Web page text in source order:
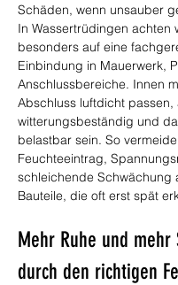
Schäden, wenn unsauber
In Wassertrüdingen achten
besonders auf eine
Einbindung in Mauerwerk,
Anschlussbereiche. Innen
Abschluss luftdicht passen,
witterungsbeständig und
belastbar sein. So
Feuchteeintrag,
schleichende Schwächung
Bauteile, die oft erst spät
Mehr Ruhe und mehr
durch den richtigen